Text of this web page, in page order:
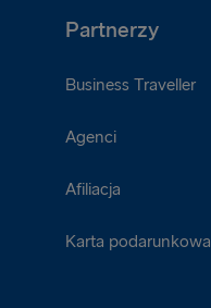
Partnerzy
Business Traveller
Agenci
Afiliacja
Karta podarunkowa